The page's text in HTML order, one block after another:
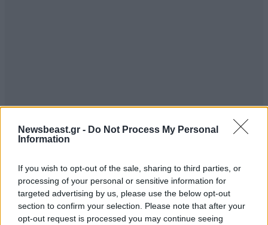
Newsbeast.gr - Do Not Process My Personal
Information
If you wish to opt-out of the sale, sharing to third parties, or
processing of your personal or sensitive information for
targeted advertising by us, please use the below opt-out
section to confirm your selection. Please note that after your
opt-out request is processed you may continue seeing
Καιρός: Γενικά αίθριος.
Άνεμοι: Από βόρειες διευθύνσεις 3 με 5 και στα
ανατολικά τοπικά 6 μποφόρ.